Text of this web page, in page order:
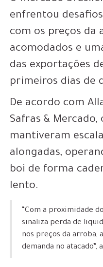
enfrentou
com os preços da
acomodados e
das exportações
primeiros dias de
De acordo com
Safras &
mantiveram
alongadas,
boi de forma
lento.
“Com a proximidade
sinaliza perda de
nos preços da arroba,
demanda no atacado”,